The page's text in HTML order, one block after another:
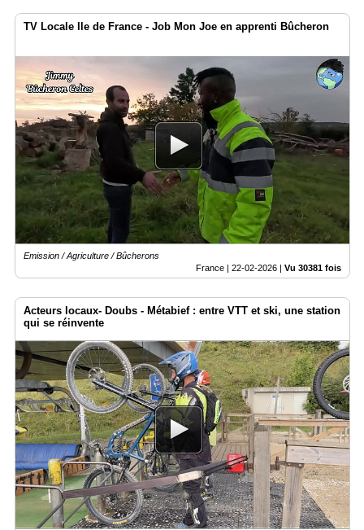
TV Locale Ile de France - Job Mon Joe en apprenti Bûcheron
Emission / Agriculture / Bûcherons
France | 22-02-2026 Vu 30381 fois
Acteurs locaux- Doubs - Métabief : entre VTT et ski, une station
qui se réinvente